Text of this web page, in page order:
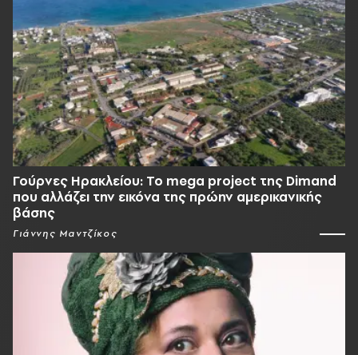
Γούρνες Ηρακλείου: To mega project της Dimand
που αλλάζει την εικόνα της πρώην αμερικανικής
βάσης
Γιάννης Μαντζίκος